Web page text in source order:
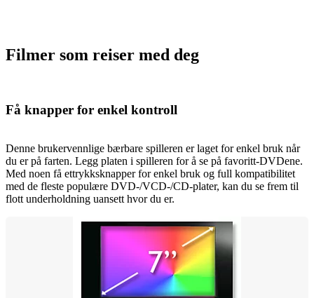
Filmer som reiser med deg
Få knapper for enkel kontroll
Denne brukervennlige bærbare spilleren er laget for enkel bruk når
du er på farten. Legg platen i spilleren for å se på favoritt-DVDene.
Med noen få ettrykksknapper for enkel bruk og full kompatibilitet
med de fleste populære DVD-/VCD-/CD-plater, kan du se frem til
flott underholdning uansett hvor du er.